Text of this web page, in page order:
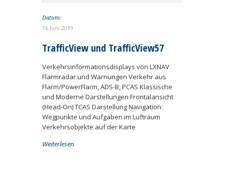
Datum:
16 Juni 2019
TrafficView und TrafficView57
Verkehrsinformationsdisplays von LXNAV
Flarmradar und Warnungen Verkehr aus
Flarm/PowerFlarm, ADS-B, PCAS Klassische
und Moderne Darstellungen Frontalansicht
(Head-On) TCAS Darstellung Navigation:
Wegpunkte und Aufgaben im Luftraum
Verkehrsobjekte auf der Karte
Weiterlesen